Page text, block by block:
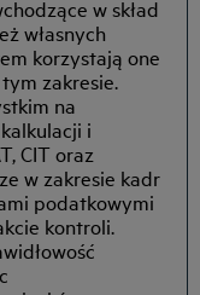
w skład
własnych
korzystają one
zakresie.
na
i
CIT oraz
w zakresie kadr
podatkowymi
kontroli.